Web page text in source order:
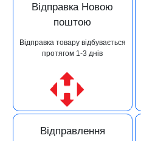
Відправка Новою
поштою
Відправка товару відбувається
протягом 1-3 днів
Відправлення